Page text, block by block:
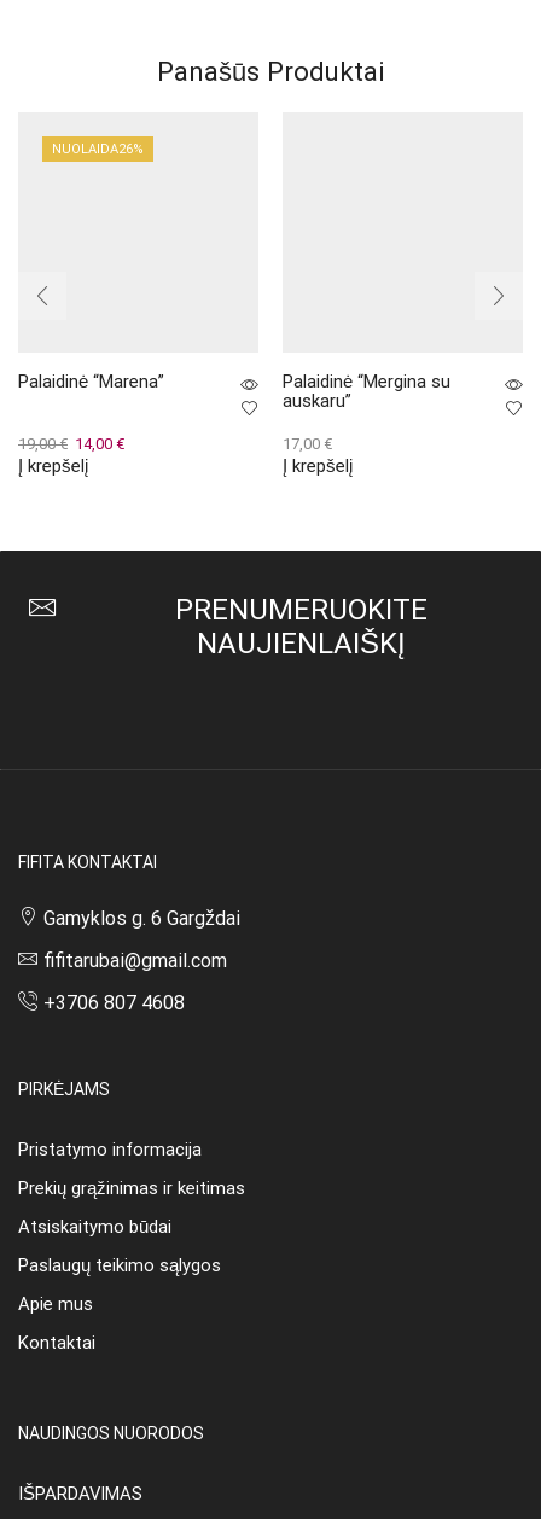
Panašūs Produktai
NUOLAIDA26%
Palaidinė “Marena”
19,00€ Original
price
14,00 €Current
Į krepšelį
Palaidinė “Mergina su
auskaru”
17,00 €
Į krepšelį
PRENUMERUOKITE
NAUJIENLAIŠKĮ
FIFITA KONTAKTAI
Gamyklos g. 6 Gargždai
fifitarubai@gmail.com
+3706 807 4608
PIRKĖJAMS
Pristatymo informacija
Prekių grąžinimas ir keitimas
Atsiskaitymo būdai
Paslaugų teikimo sąlygos
Apie mus
Kontaktai
NAUDINGOS NUORODOS
IŠPARDAVIMAS